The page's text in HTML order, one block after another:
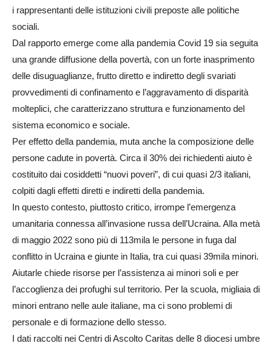
i rappresentanti delle istituzioni civili preposte alle politiche
sociali.
Dal rapporto emerge come alla pandemia Covid 19 sia seguita
una grande diffusione della povertà, con un forte inasprimento
delle disuguaglianze, frutto diretto e indiretto degli svariati
provvedimenti di confinamento e l’aggravamento di disparità
molteplici, che caratterizzano struttura e funzionamento del
sistema economico e sociale.
Per effetto della pandemia, muta anche la composizione delle
persone cadute in povertà. Circa il 30% dei richiedenti aiuto è
costituito dai cosiddetti “nuovi poveri”, di cui quasi 2/3 italiani,
colpiti dagli effetti diretti e indiretti della pandemia.
In questo contesto, piuttosto critico, irrompe l’emergenza
umanitaria connessa all’invasione russa dell’Ucraina. Alla metà
di maggio 2022 sono più di 113mila le persone in fuga dal
conflitto in Ucraina e giunte in Italia, tra cui quasi 39mila minori.
Aiutarle chiede risorse per l’assistenza ai minori soli e per
l’accoglienza dei profughi sul territorio. Per la scuola, migliaia di
minori entrano nelle aule italiane, ma ci sono problemi di
personale e di formazione dello stesso.
I dati raccolti nei Centri di Ascolto Caritas delle 8 diocesi umbre